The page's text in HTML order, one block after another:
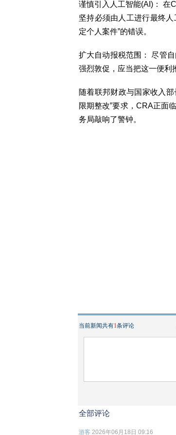
谨慎引入人工智能(AI)： 在
坚持必须由人工进行最终
定个人案件”的错误。
扩大自动报税范围： 尽管
强烈敦促，应当把这一便利
随着联邦财政与国家收入
限期整改”要求，CRA正面
务局敲响了警钟。
当前新闻共有1条评论
全部评论
游客 2026年06月18日 09:16